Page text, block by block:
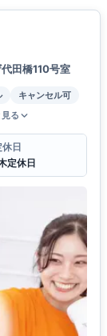
田橋110号室
キャンセル可
る
休日
定休日